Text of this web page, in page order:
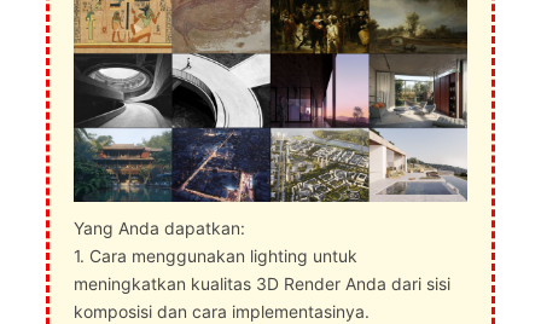
Yang Anda dapatkan:
1. Cara menggunakan lighting untuk
meningkatkan kualitas 3D Render Anda dari sisi
komposisi dan cara implementasinya.